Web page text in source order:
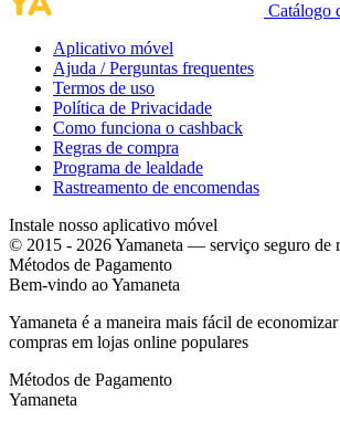
Catálogo
Aplicativo móvel
Ajuda / Perguntas frequentes
Termos de uso
Política de Privacidade
Como funciona o cashback
Regras de compra
Programa de lealdade
Rastreamento de encomendas
Instale nosso aplicativo móvel
© 2015 - 2026 Yamaneta — serviço seguro de
Métodos de Pagamento
Bem-vindo aoYamaneta
Yamaneta é a maneira mais fácil de
compras em lojas online populares
Métodos de Pagamento
Yamaneta